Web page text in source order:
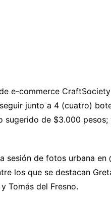
e-commerce CraftSociety
junto a 4 (cuatro)
sugerido de $3.000
sesión de fotos urbana en
los que se destacan
Tomás del Fresno.